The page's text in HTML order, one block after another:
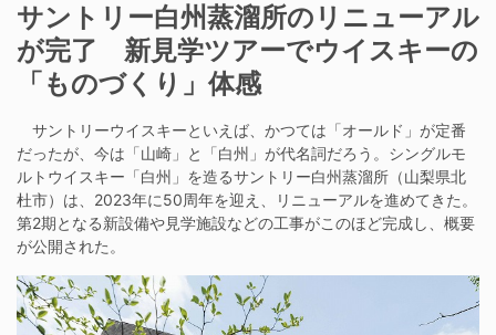
サントリー白州蒸溜所のリニューアル
が完了 新見学ツアーでウイスキーの
「ものづくり」体感
サントリーウイスキーといえば、かつては「オールド」が定番
だったが、今は「山崎」と「白州」が代名詞だろう。シングルモ
ルトウイスキー「白州」を造るサントリー白州蒸溜所（山梨県北
杜市）は、2023年に50周年を迎え、リニューアルを進めてきた。
第2期となる新設備や見学施設などの工事がこのほど完成し、概要
が公開された。